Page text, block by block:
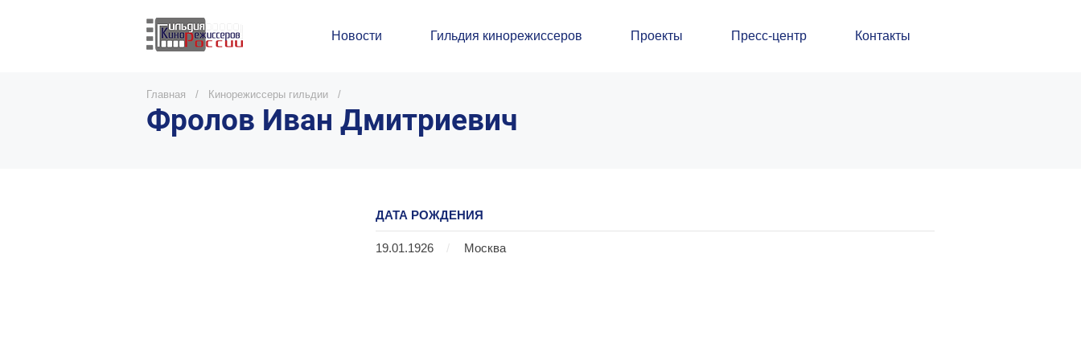
Новости Гильдия кинорежиссеров Проекты Пресс-центр Контакты
Главная / Кинорежиссеры гильдии /
Фролов Иван Дмитриевич
ДАТА РОЖДЕНИЯ
19.01.1926 / Москва